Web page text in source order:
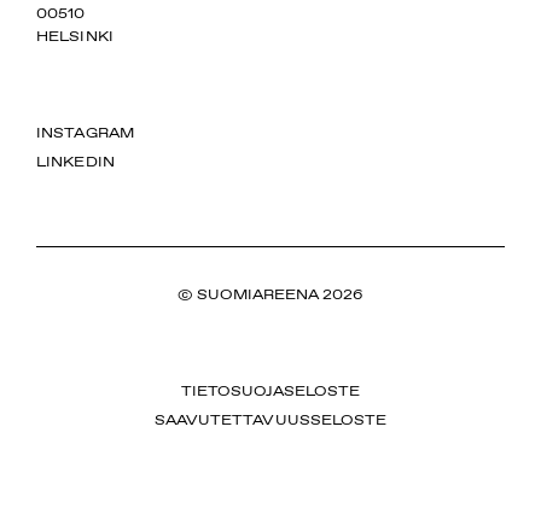
00510
HELSINKI
INSTAGRAM
LINKEDIN
© SUOMIAREENA 2026
TIETOSUOJASELOSTE
SAAVUTETTAVUUSSELOSTE